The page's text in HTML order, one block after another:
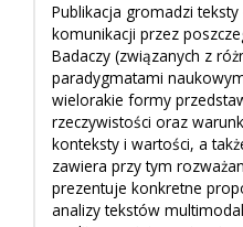
Publikacja gromadzi
komunikacji przez
Badaczy (związanych z
paradygmatami
wielorakie formy
rzeczywistości oraz
konteksty i wartości, a
zawiera przy tym
prezentuje konkretne
analizy tekstów